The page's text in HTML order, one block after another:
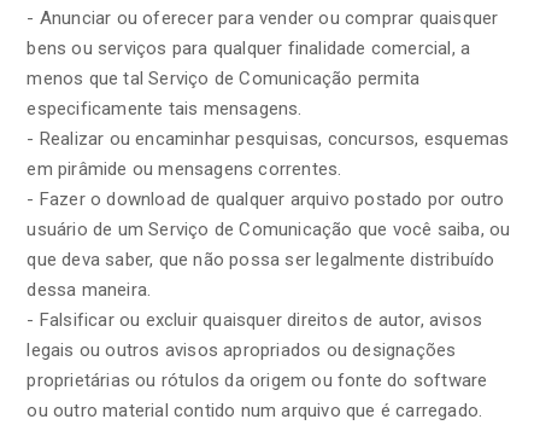
- Anunciar ou oferecer para vender ou comprar quaisquer
bens ou serviços para qualquer finalidade comercial, a
menos que tal Serviço de Comunicação permita
especificamente tais mensagens.
- Realizar ou encaminhar pesquisas, concursos, esquemas
em pirâmide ou mensagens correntes.
- Fazer o download de qualquer arquivo postado por outro
usuário de um Serviço de Comunicação que você saiba, ou
que deva saber, que não possa ser legalmente distribuído
dessa maneira.
- Falsificar ou excluir quaisquer direitos de autor, avisos
legais ou outros avisos apropriados ou designações
proprietárias ou rótulos da origem ou fonte do software
ou outro material contido num arquivo que é carregado.